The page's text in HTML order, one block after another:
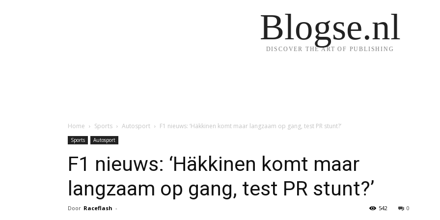
Blogse.nl
DISCOVER THE ART OF PUBLISHING
Home Sports Autosport F1 nieuws: ‘Häkkinen komt maar langzaam op gang, test PR stunt?’
Sports Autosport
F1 nieuws: ‘Häkkinen komt maar
langzaam op gang, test PR stunt?’
Door Raceflash - 0
542